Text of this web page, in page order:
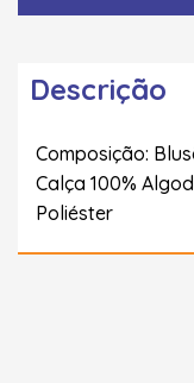
Descrição
Composição:
Calça 100%
Poliéster